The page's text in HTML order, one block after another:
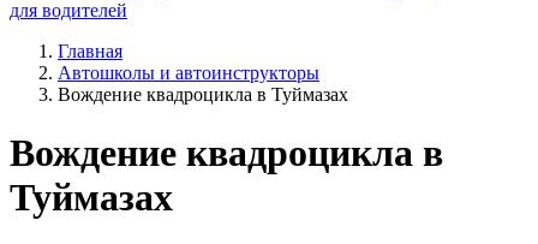
для водителей
Главная
Автошколы и автоинструкторы
Вождение квадроцикла в Туймазах
Вождение квадроцикла в
Туймазах